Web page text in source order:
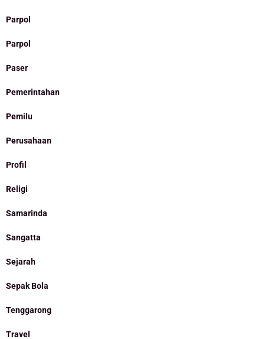
Parpol
Parpol
Paser
Pemerintahan
Pemilu
Perusahaan
Profil
Religi
Samarinda
Sangatta
Sejarah
Sepak Bola
Tenggarong
Travel